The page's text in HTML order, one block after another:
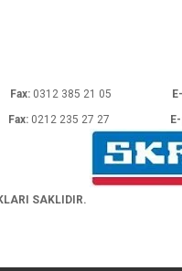
Fax: 0312 385 21 05
Fax: 0212 235 27 27
SAKLIDIR.